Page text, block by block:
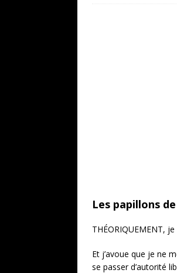
Les papillons
THÉORIQUEMENT,
Et j’avoue que je ne
se passer d’autorité